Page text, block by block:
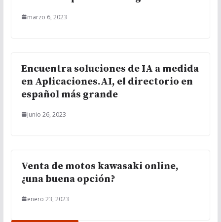
marzo 6, 2023
Encuentra soluciones de IA a medida
en Aplicaciones.AI, el directorio en
español más grande
junio 26, 2023
Venta de motos kawasaki online,
¿una buena opción?
enero 23, 2023